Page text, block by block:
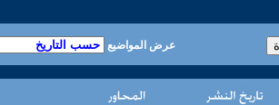
عرض المواضيع